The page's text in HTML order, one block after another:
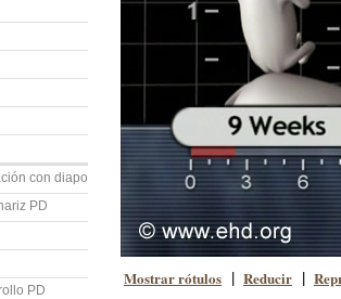
con diapositivas (PD)
PD
PD
Mostrar rótulos Reducir